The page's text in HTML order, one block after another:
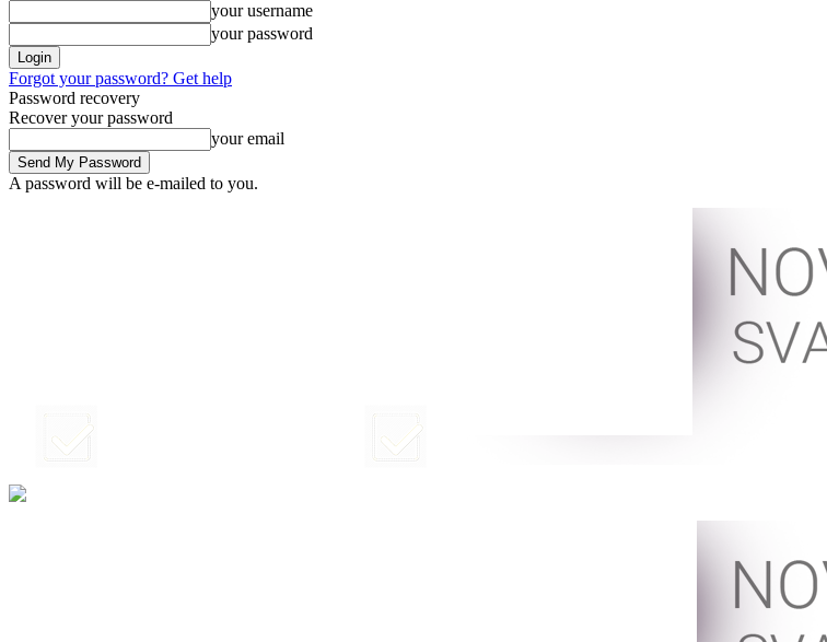
your username
your password
Forgot your password? Get help
Password recovery
Recover your password
your email
A password will be e-mailed to you.